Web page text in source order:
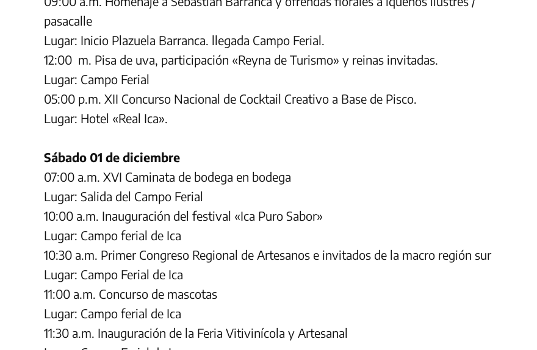
pasacalle
Lugar: Inicio Plazuela Barranca. llegada Campo Ferial.
12:00 m. Pisa de uva, participación «Reyna de Turismo» y reinas invitadas.
Lugar: Campo Ferial
05:00 p.m. XII Concurso Nacional de Cocktail Creativo a Base de Pisco.
Lugar: Hotel «Real Ica».
Sábado 01 de diciembre
07:00 a.m. XVI Caminata de bodega en bodega
Lugar: Salida del Campo Ferial
10:00 a.m. Inauguración del festival «Ica Puro Sabor»
Lugar: Campo ferial de Ica
10:30 a.m. Primer Congreso Regional de Artesanos e invitados de la macro región sur
Lugar: Campo Ferial de Ica
11:00 a.m. Concurso de mascotas
Lugar: Campo ferial de Ica
11:30 a.m. Inauguración de la Feria Vitivinícola y Artesanal